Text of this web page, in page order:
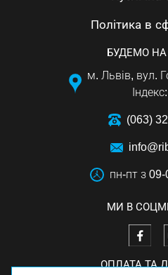
Політика в
БУДЕМО НА
м. Львів, вул.
(063)
пн-пт з
МИ В
ОПЛАТА ТА